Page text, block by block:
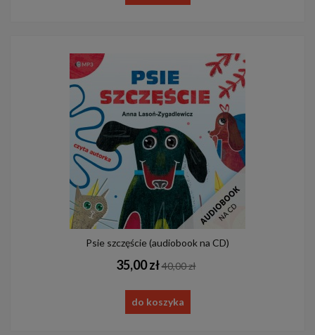
Psie szczęście (audiobook na CD)
35,00 zł40,00 zł
do koszyka